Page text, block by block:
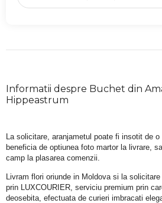
Informatii despre Buchet din
Hippeastrum
La solicitare, aranjametul poate fi insotit de
beneficia de optiunea foto martor la livrare,
camp la plasarea comenzii.
Livram flori oriunde in Moldova si la
prin LUXCOURIER, serviciu premium prin
deosebita, efectuata de curieri imbracati